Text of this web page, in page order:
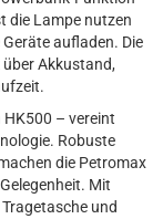
die Lampe nutzen
aufladen. Die
Akkustand,
HK500 – vereint
Robuste
die Petromax
Mit
und